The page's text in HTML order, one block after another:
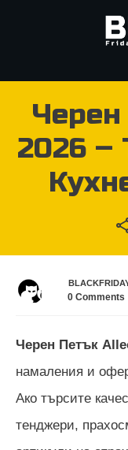
2026 –
0 Comments
Черен Петък
намаления и
Ако търсите
тенджери,